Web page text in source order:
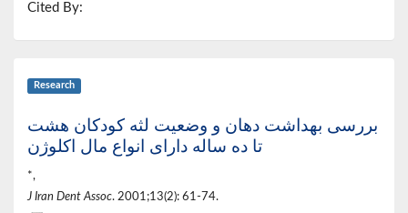
Cited By:
Research
بررسی بهداشت دهان و وضعیت لثه کودکان هشت
تا ده ساله دارای انواع مال اکلوژن
*,
J Iran Dent Assoc. 2001;13(2): 61-74.